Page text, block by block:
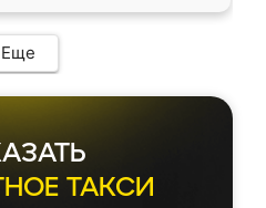
Еще
ТАКСИ